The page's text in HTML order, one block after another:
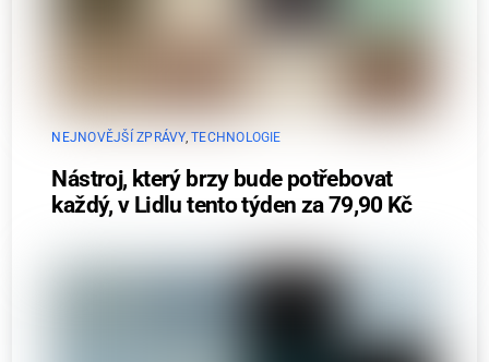
NEJNOVĚJŠÍ ZPRÁVY,TECHNOLOGIE
Nástroj, který brzy bude potřebovat
každý, v Lidlu tento týden za 79,90 Kč